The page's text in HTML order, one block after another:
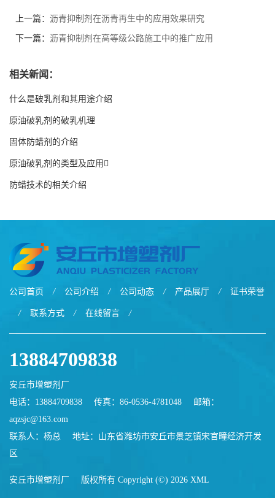
上一篇： 沥青抑制剂在沥青再生中的应用效果研究
下一篇： 沥青抑制剂在高等级公路施工中的推广应用
相关新闻：
什么是破乳剂和其用途介绍
原油破乳剂的破乳机理
固体防蜡剂的介绍
原油破乳剂的类型及应用
防蜡技术的相关介绍
公司首页 / 公司介绍 / 公司动态 / 产品展厅 / 证书荣誉
/ 联系方式 / 在线留言 /
13884709838
安丘市增塑剂厂
电话：13884709838
传真：86-0536-4781048
邮箱：
aqzsjc@163.com
联系人：杨总
地址：山东省潍坊市安丘市景芝镇宋官疃经济开发
区
安丘市增塑剂厂 版权所有 Copyright (©) 2026 XML